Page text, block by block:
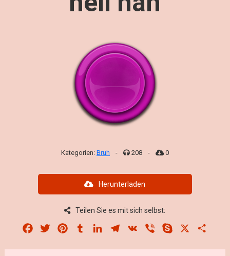
Kategorien: Bruh - 208 - 0
Herunterladen
Teilen Sie es mit sich selbst:
Facebook
Twitter PinterestTumblrLinkedInTelegram
VK Viber Skype